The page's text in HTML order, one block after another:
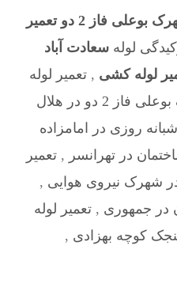
سعادت آباد شهرک بوعلی فاز 2 دو تعمیر
لولهسعادت آباد
,تعمیر لوله
کشی سعادت آباد شهرک بوعلی فاز 2 دو در هلال
روزی در امامزاده
در تهرانسر ,تعمیر
شهرک نیروی هوایی ,
در جمهوری ,تعمیر لوله
کوچه بهزادی ,